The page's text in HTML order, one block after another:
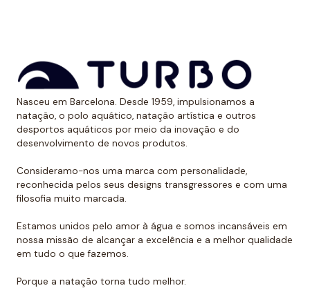
habitual. No caso de compará-lo com o fato de banho
Turbo com alças finas, sugerimos optar por um
tamanho maior, já que são um pouco menores.
Nasceu em Barcelona. Desde 1959, impulsionamos a
natação, o polo aquático, natação artística e outros
desportos aquáticos por meio da inovação e do
desenvolvimento de novos produtos.
Consideramo-nos uma marca com personalidade,
reconhecida pelos seus designs transgressores e com uma
filosofia muito marcada.
Estamos unidos pelo amor à água e somos incansáveis em
nossa missão de alcançar a excelência e a melhor qualidade
em tudo o que fazemos.
Porque a natação torna tudo melhor.